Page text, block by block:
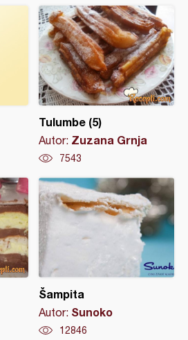
Tulumbe (5)
Autor: Zuzana Grnja
7543
Šampita
Autor: Sunoko
12846